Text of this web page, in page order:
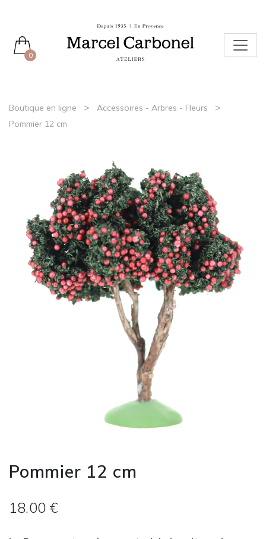
0
Boutique en ligne > Accessoires - Arbres - Fleurs >
Pommier 12 cm
Pommier 12 cm
18.00 €